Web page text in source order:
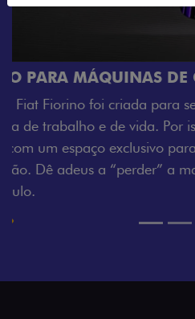
CHAVE COM
Agora, a chave da sua
veículo também à
fechadura. São
mais fluidez para o